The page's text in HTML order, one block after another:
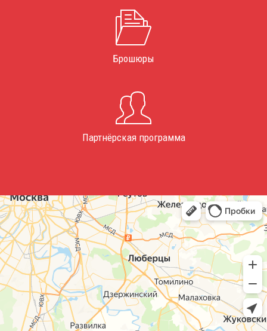
Брошюры
Партнёрская программа